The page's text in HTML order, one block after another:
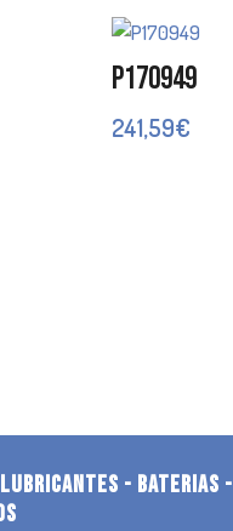
P170949
241,59€
- BATERIAS -